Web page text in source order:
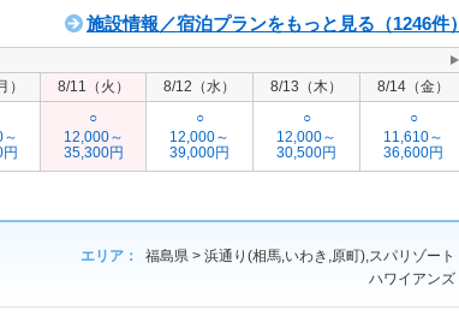
施設情報／宿泊プランをもっと見る（1246件）
） 8/11（火） 8/12（水） 8/13（木）
8/14（金）
○
12,000～
35,300円
○
12,000～
39,000円
○
12,000～
30,500円
○
11,610～
36,600円
エリア：
福島県 > 浜通り(相馬,いわき,原町),スパリゾート
ハワイアンズ